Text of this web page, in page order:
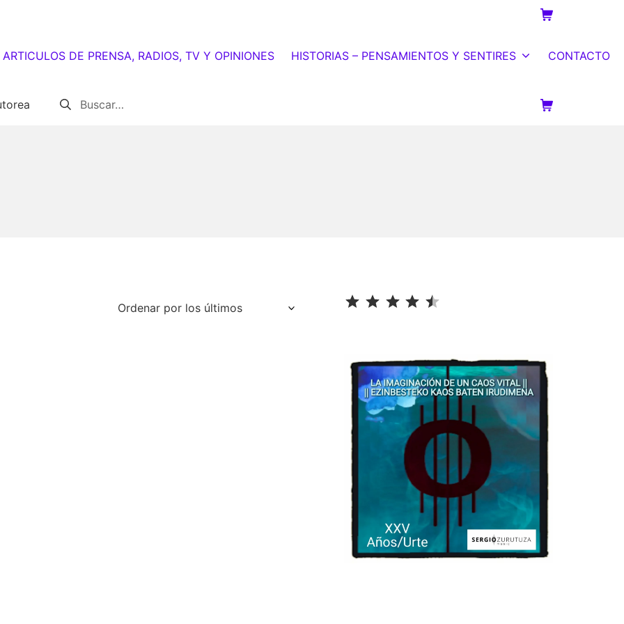
Carrito de la
ARTICULOS DE PRENSA, RADIOS, TV Y OPINIONES HISTORIAS – PENSAMIENTOS Y SENTIRES CONTACTO
Buscar: Carrito de la
⭐ ⭐